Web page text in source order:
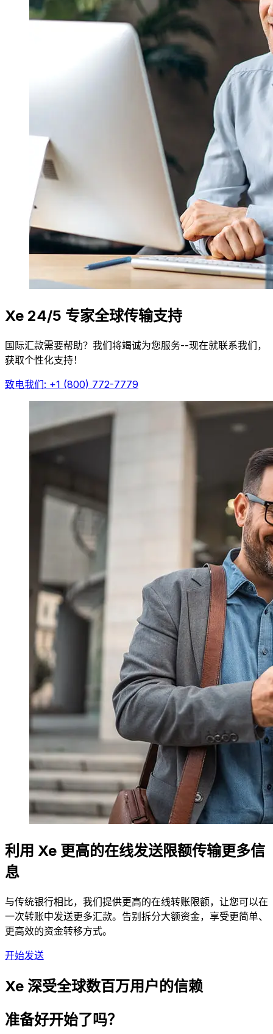
Xe 24/5 专家全球传输支持
国际汇款需要帮助？我们将竭诚为您服务--现在就联系我们，
获取个性化支持！
致电我们: +1 (800) 772-7779
利用 Xe 更高的在线发送限额传输更多信
息
与传统银行相比，我们提供更高的在线转账限额，让您可以在
一次转账中发送更多汇款。告别拆分大额资金，享受更简单、
更高效的资金转移方式。
开始发送
Xe 深受全球数百万用户的信赖
准备好开始了吗？